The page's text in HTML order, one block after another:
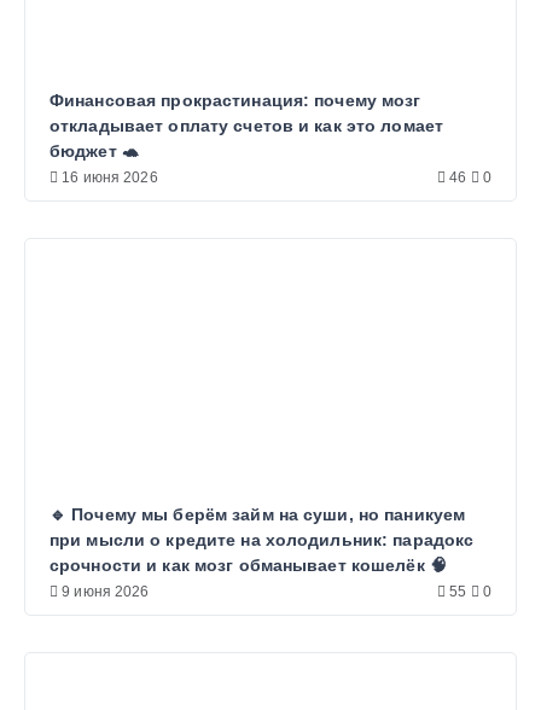
Финансовая прокрастинация: почему мозг
откладывает оплату счетов и как это ломает
бюджет 🐢
16 июня 2026 46 0
🔹 Почему мы берём займ на суши, но паникуем
при мысли о кредите на холодильник: парадокс
срочности и как мозг обманывает кошелёк 🧠
9 июня 2026 55 0